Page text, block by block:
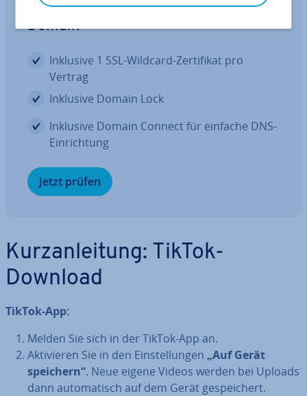
Re­gis­trie­ren Sie Ihre perfekte
Domain
Inklusive 1 SSL-Wildcard-Zer­ti­fi­kat pro
Vertrag
Inklusive Domain Lock
Inklusive Domain Connect für einfache DNS-
Ein­rich­tung
Jetzt prüfen
Kurz­an­lei­tung: TikTok-
Download
TikTok-App:
Melden Sie sich in der TikTok-App an.
Ak­ti­vie­ren Sie in den Ein­stel­lun­gen „Auf Gerät
speichern“. Neue eigene Videos werden bei Uploads
dann au­to­ma­tisch auf dem Gerät ge­spei­chert.